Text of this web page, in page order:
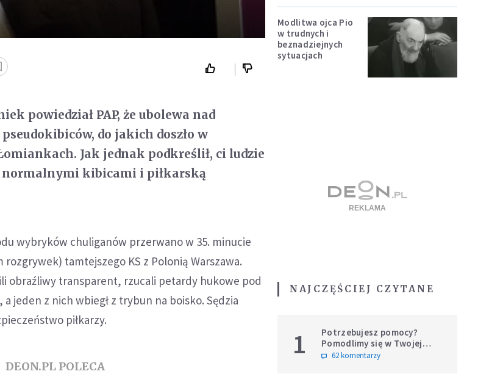
powiedział PAP, że ubolewa nad
do jakich doszło w
Jak jednak podkreślił, ci ludzie
normalnymi kibicami i piłkarską
wybryków chuliganów przerwano w 35. minucie
tamtejszego KS z Polonią Warszawa.
obraźliwy transparent, rzucali petardy hukowe pod
jeden z nich wbiegł z trybun na boisko. Sędzia
piłkarzy.
DEON.PL POLECA
Modlitwa ojca Pio
w trudnych i
beznadziejnych
sytuacjach
NAJCZĘŚCIEJ CZYTANE
1
Potrzebujesz pomocy?
Pomodlimy się w Twojej
intencji
62 komentarzy